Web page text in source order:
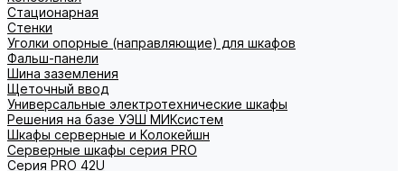
Стационарная
Стенки
Уголки опорные (направляющие) для шкафов
Фальш-панели
Шина заземления
Щеточный ввод
Универсальные электротехнические шкафы
Решения на базе УЭШ МИКсистем
Шкафы серверные и Колокейшн
Серверные шкафы серия PRO
Серия PRO 42U